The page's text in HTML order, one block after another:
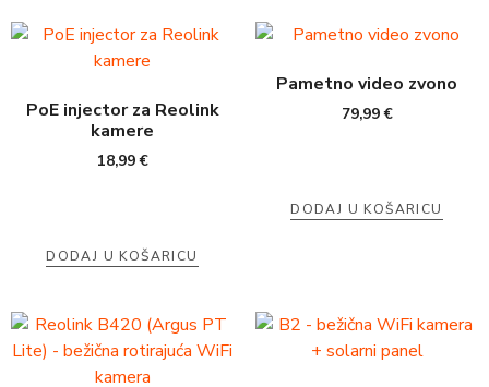
PoE injector za Reolink
kamere
18,99€
DODAJ U KOŠARICU
Pametno video zvono
79,99€
DODAJ U KOŠARICU